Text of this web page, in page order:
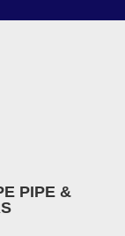
PIPE &